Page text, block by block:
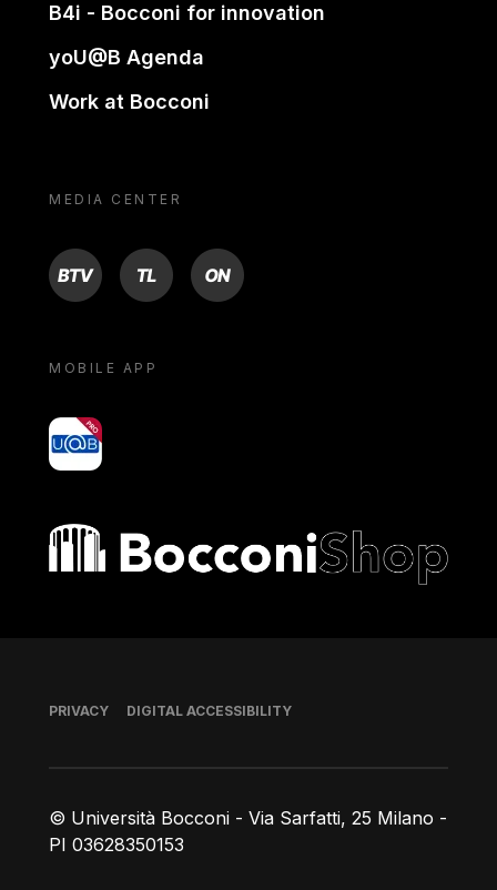
B4i - Bocconi for innovation
yoU@B Agenda
Work at Bocconi
MEDIA CENTER
BTV TL ON
MOBILE APP
yoU@B
Bocconi shop
© Università Bocconi - Via Sarfatti, 25 Milano -
PI 03628350153
Footer
PRIVACY DIGITAL ACCESSIBILITY